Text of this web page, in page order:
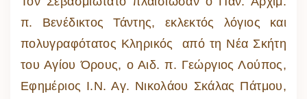
π. Βενέδικτος Τάντης, εκλεκτός λόγιος και
πολυγραφότατος Κληρικός από τη Νέα Σκήτη
του Αγίου Όρους, ο Αιδ. π. Γεώργιος Λούπος,
Εφημέριος Ι.Ν. Αγ. Νικολάου Σκάλας Πάτμου,